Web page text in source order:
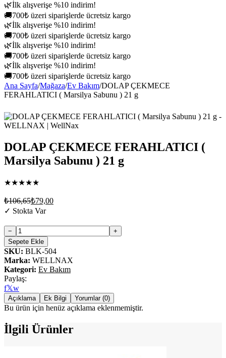
🌿İlk alışverişe %10 indirim!
🚚700₺ üzeri siparişlerde ücretsiz kargo
🌿İlk alışverişe %10 indirim!
🚚700₺ üzeri siparişlerde ücretsiz kargo
🌿İlk alışverişe %10 indirim!
🚚700₺ üzeri siparişlerde ücretsiz kargo
🌿İlk alışverişe %10 indirim!
🚚700₺ üzeri siparişlerde ücretsiz kargo
Ana Sayfa/Mağaza/Ev Bakım/DOLAP ÇEKMECE
FERAHLATICI ( Marsilya Sabunu ) 21 g
DOLAP ÇEKMECE FERAHLATICI (
Marsilya Sabunu ) 21 g
★★★★★
₺106,65₺79,00
✓ Stokta Var
−
+
Sepete Ekle
SKU: BLK-504
Marka: WELLNAX
Kategori: Ev Bakım
Paylaş:
f𝕏w
Açıklama Ek Bilgi Yorumlar (0)
Bu ürün için henüz açıklama eklenmemiştir.
İlgili Ürünler